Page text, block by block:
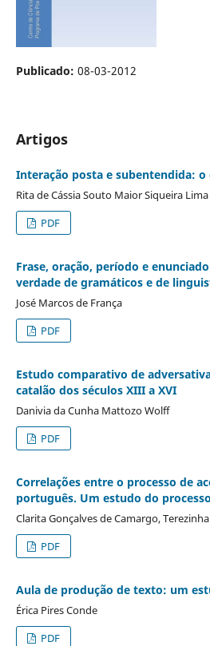
Publicado: 08-03-2012
Artigos
Interação posta e subentendida: o
Rita de Cássia Souto Maior Siqueira Lima
PDF
Frase, oração, período e
verdade de gramáticos e de
José Marcos de França
PDF
Estudo comparativo de
catalão dos séculos XIII a XVI
Danivia da Cunha Mattozo Wolff
PDF
Correlações entre o processo de
português. Um estudo do
Clarita Gonçalves de Camargo,
PDF
Aula de produção de texto: um
Érica Pires Conde
PDF